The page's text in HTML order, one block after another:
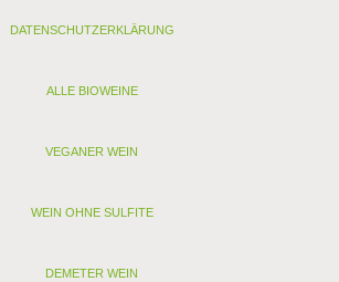
DATENSCHUTZERKLÄRUNG
ALLE BIOWEINE
VEGANER WEIN
WEIN OHNE SULFITE
DEMETER WEIN